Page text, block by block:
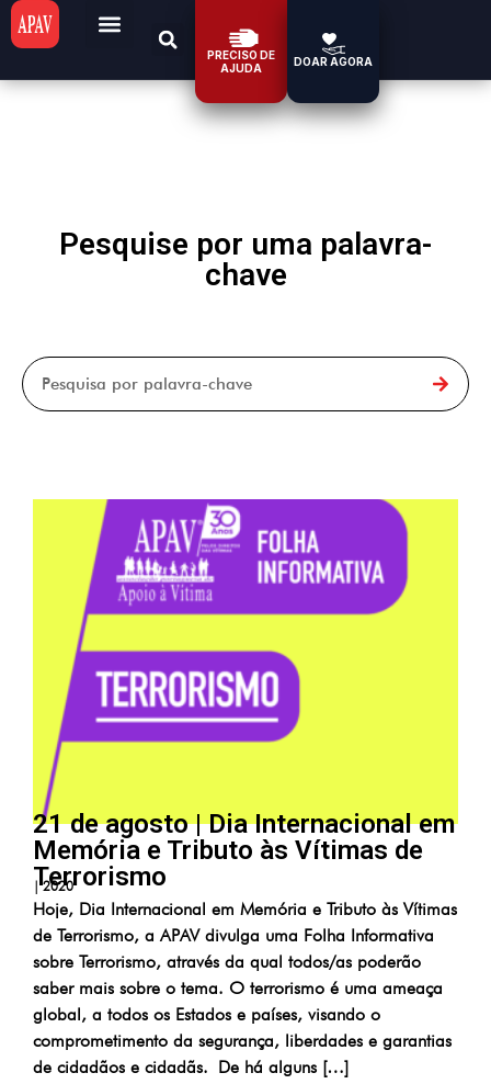
PRECISO DE
AJUDA
DOAR AGORA
Pesquise por uma palavra-
chave
21 de agosto | Dia Internacional em
Memória e Tributo às Vítimas de
Terrorismo
| 2020
Hoje, Dia Internacional em Memória e Tributo às Vítimas
de Terrorismo, a APAV divulga uma Folha Informativa
sobre Terrorismo, através da qual todos/as poderão
saber mais sobre o tema. O terrorismo é uma ameaça
global, a todos os Estados e países, visando o
comprometimento da segurança, liberdades e garantias
de cidadãos e cidadãs. De há alguns […]